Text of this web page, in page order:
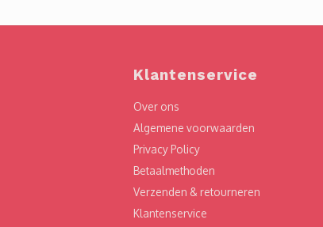
Klantenservice
Over ons
Algemene voorwaarden
Privacy Policy
Betaalmethoden
Verzenden & retourneren
Klantenservice